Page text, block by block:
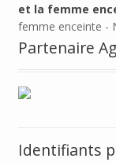
et la femme
femme enceinte -
Partenaire
Identifiants